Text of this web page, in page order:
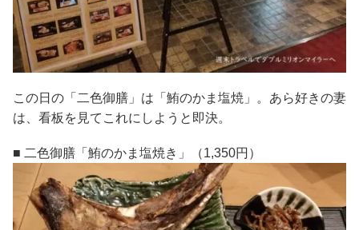
この日の「二色御膳」は「鮪のかま塩焼」。あら好きの妻
は、看板を見てこれにしようと即決。
■ 二色御膳「鮪のかま塩焼き」（1,350円）